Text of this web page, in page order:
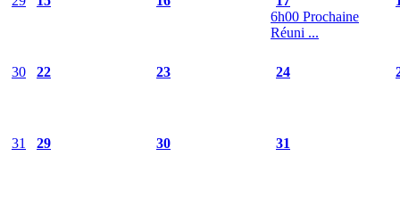
6h00 Prochaine
Réuni ...
30 22 23 24
31 29 30 31